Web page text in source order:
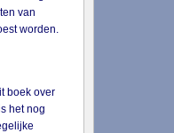
van
worden.
boek over
het nog